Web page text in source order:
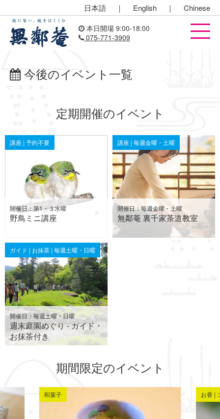
日本語 ｜ English ｜ Chinese
本日開場 9:00-18:00
075-771-3909
今後のイベント一覧
定期開催のイベント
講座 | 予約不要
開催日：第1・３水曜
野鳥ミニ講座
講座 | 毎週金曜・土曜
開催日：毎週金曜・土曜
無鄰菴 裏千家茶道教室
ガイド | お抹茶 | 毎週土曜・日曜
開催日：毎週土曜・日曜
週末庭園めぐり - ガイド・
お抹茶付き
期間限定のイベント
和菓子 お香 |